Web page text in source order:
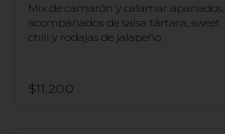
Mix de camarón y calamar apanados,
acompañados de salsa tártara, sweet
chili y rodajas de jalapeño.
$11.200